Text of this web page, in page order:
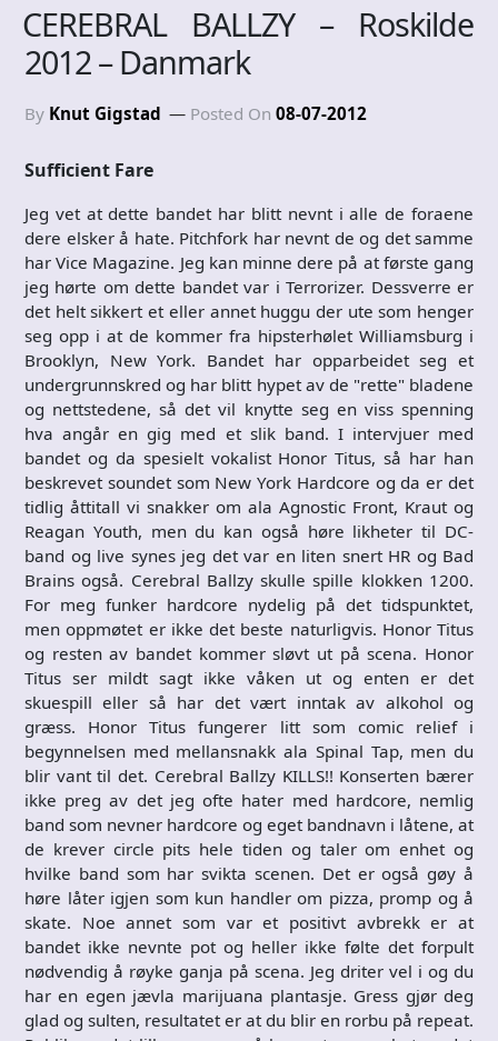
CEREBRAL BALLZY – Roskilde
2012 – Danmark
By Knut Gigstad Posted On 08-07-2012
Sufficient Fare
Jeg vet at dette bandet har blitt nevnt i alle de foraene
dere elsker å hate. Pitchfork har nevnt de og det samme
har Vice Magazine. Jeg kan minne dere på at første gang
jeg hørte om dette bandet var i Terrorizer. Dessverre er
det helt sikkert et eller annet huggu der ute som henger
seg opp i at de kommer fra hipsterhølet Williamsburg i
Brooklyn, New York. Bandet har opparbeidet seg et
undergrunnskred og har blitt hypet av de "rette" bladene
og nettstedene, så det vil knytte seg en viss spenning
hva angår en gig med et slik band. I intervjuer med
bandet og da spesielt vokalist Honor Titus, så har han
beskrevet soundet som New York Hardcore og da er det
tidlig åttitall vi snakker om ala Agnostic Front, Kraut og
Reagan Youth, men du kan også høre likheter til DC-
band og live synes jeg det var en liten snert HR og Bad
Brains også. Cerebral Ballzy skulle spille klokken 1200.
For meg funker hardcore nydelig på det tidspunktet,
men oppmøtet er ikke det beste naturligvis. Honor Titus
og resten av bandet kommer sløvt ut på scena. Honor
Titus ser mildt sagt ikke våken ut og enten er det
skuespill eller så har det vært inntak av alkohol og
græss. Honor Titus fungerer litt som comic relief i
begynnelsen med mellansnakk ala Spinal Tap, men du
blir vant til det. Cerebral Ballzy KILLS!! Konserten bærer
ikke preg av det jeg ofte hater med hardcore, nemlig
band som nevner hardcore og eget bandnavn i låtene, at
de krever circle pits hele tiden og taler om enhet og
hvilke band som har svikta scenen. Det er også gøy å
høre låter igjen som kun handler om pizza, promp og å
skate. Noe annet som var et positivt avbrekk er at
bandet ikke nevnte pot og heller ikke følte det forpult
nødvendig å røyke ganja på scena. Jeg driter vel i og du
har en egen jævla marijuana plantasje. Gress gjør deg
glad og sulten, resultatet er at du blir en rorbu på repeat.